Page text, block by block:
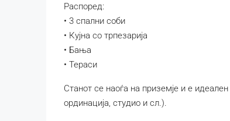
Распоред:
• 3 спални соби
• Кујна со трпезарија
• Бања
• Тераси
Станот се наоѓа на приземје и е
ординација, студио и сл.).